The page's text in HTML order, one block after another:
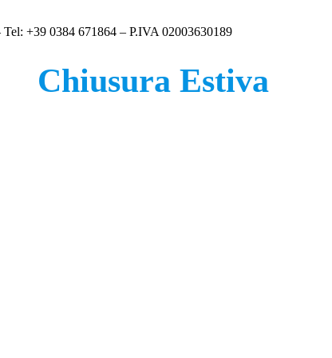
+39 0384 671864 – P.IVA 02003630189
Chiusura Estiva